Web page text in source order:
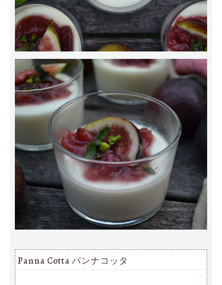
Panna Cotta パンナコッタ